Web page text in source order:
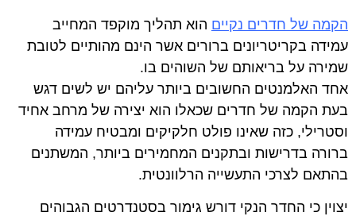
הקמה של חדרים נקיים הוא תהליך מוקפד המחייב
עמידה בקריטריונים ברורים אשר הינם מהותיים לטובת
שמירה על בריאותם של השוהים בו.
אחד האלמנטים החשובים ביותר עליהם יש לשים דגש
בעת הקמה של חדרים שכאלו הוא יצירה של מרחב אחיד
וסטרילי, כזה שאינו פולט חלקיקים ומבטיח עמידה
ברורה בדרישות ובתקנים המחמירים ביותר, המשתנים
בהתאם לצרכי התעשייה הרלוונטית.
יצוין כי החדר הנקי דורש גימור בסטנדרטים הגבוהים